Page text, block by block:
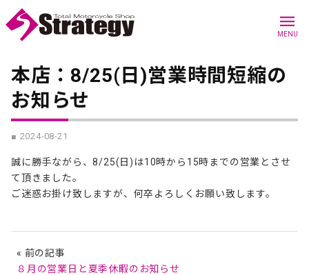
menu
MENU
本店：8/25(日)営業時間短縮の
お知らせ
■ 2024-08-21
誠に勝手ながら、8/25(日)は10時から15時までの営業とさせ
て頂きました。
ご迷惑お掛け致しますが、何卒よろしくお願い致します。
« 前の記事
８月の営業日と夏季休暇のお知らせ